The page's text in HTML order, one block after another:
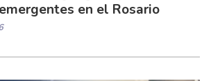
en el Rosario